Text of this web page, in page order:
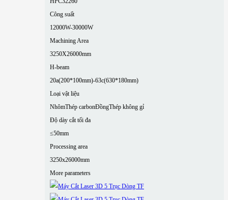
Công suất
12000W-30000W
Machining Area
3250X26000mm
H-beam
20a(200*100mm)-63c(630*180mm)
Loại vật liệu
NhômThép carbonĐồngThép không gỉ
Độ dày cắt tối đa
≤50mm
Processing area
3250x26000mm
More parameters